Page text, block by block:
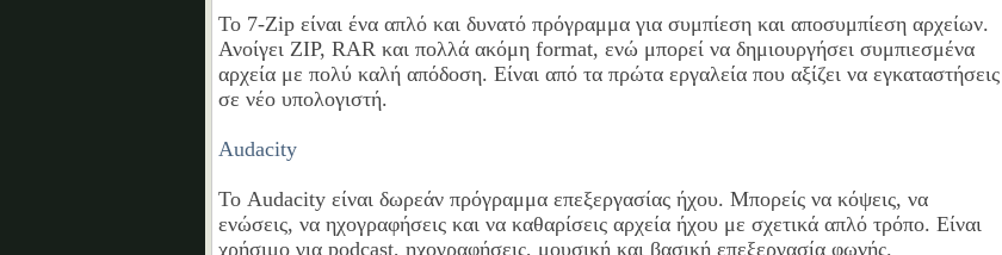
Το 7-Zip είναι ένα απλό και δυνατό πρόγραμμα για συμπίεση και αποσυμπίεση αρχείων.
Ανοίγει ZIP, RAR και πολλά ακόμη format, ενώ μπορεί να δημιουργήσει συμπιεσμένα
αρχεία με πολύ καλή απόδοση. Είναι από τα πρώτα εργαλεία που αξίζει να εγκαταστήσεις
σε νέο υπολογιστή.
Audacity
Το Audacity είναι δωρεάν πρόγραμμα επεξεργασίας ήχου. Μπορείς να κόψεις, να
ενώσεις, να ηχογραφήσεις και να καθαρίσεις αρχεία ήχου με σχετικά απλό τρόπο. Είναι
χρήσιμο για podcast, ηχογραφήσεις, μουσική και βασική επεξεργασία φωνής.